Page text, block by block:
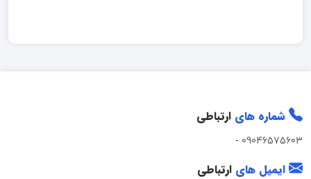
شماره های ارتباطی
09046575603
-
ایمیل های ارتباطی